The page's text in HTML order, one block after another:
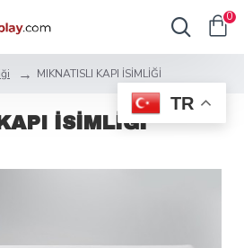
TR
0
MIKNATISLI KAPI İSİMLİĞİ
İSİMLİĞİ